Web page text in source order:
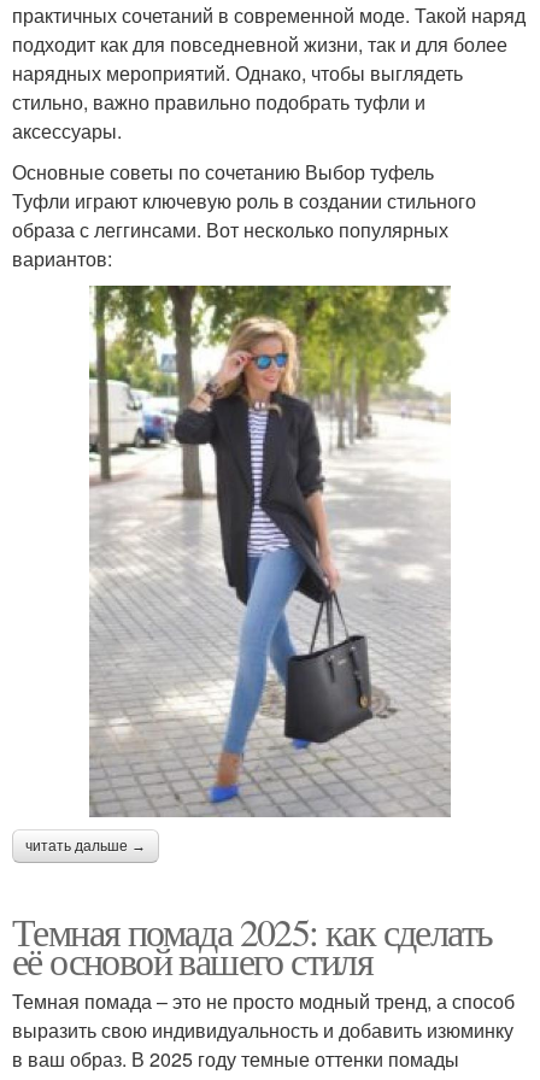
практичных сочетаний в современной моде. Такой наряд
подходит как для повседневной жизни, так и для более
нарядных мероприятий. Однако, чтобы выглядеть
стильно, важно правильно подобрать туфли и
аксессуары.
Основные советы по сочетанию Выбор туфель
Туфли играют ключевую роль в создании стильного
образа с леггинсами. Вот несколько популярных
вариантов:
читать дальше →
Темная помада 2025: как сделать
её основой вашего стиля
Темная помада – это не просто модный тренд, а способ
выразить свою индивидуальность и добавить изюминку
в ваш образ. В 2025 году темные оттенки помады